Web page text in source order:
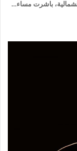
باشرت مساء…